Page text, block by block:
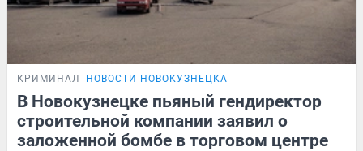
КРИМИНАЛ НОВОСТИ НОВОКУЗНЕЦКА
В Новокузнецке пьяный гендиректор
строительной компании заявил о
заложенной бомбе в торговом центре